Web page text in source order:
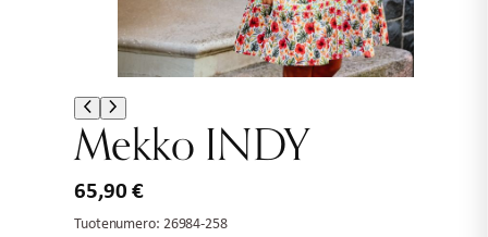
Mekko INDY
65,90€
Tuotenumero: 26984-258